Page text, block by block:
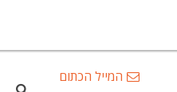
המייל הכתום